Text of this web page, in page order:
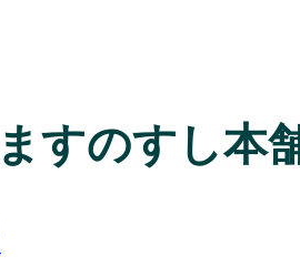
ますのすし